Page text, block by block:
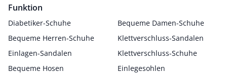
Funktion
Diabetiker-Schuhe
Bequeme Damen-Schuhe
Bequeme Herren-Schuhe
Klettverschluss-Sandalen
Einlagen-Sandalen
Klettverschluss-Schuhe
Bequeme Hosen
Einlegesohlen